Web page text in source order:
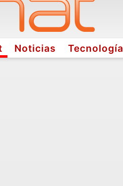
Noticias Tecnología